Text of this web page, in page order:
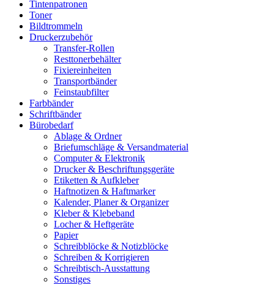
Tintenpatronen
Toner
Bildtrommeln
Druckerzubehör
Transfer-Rollen
Resttonerbehälter
Fixiereinheiten
Transportbänder
Feinstaubfilter
Farbbänder
Schriftbänder
Bürobedarf
Ablage & Ordner
Briefumschläge & Versandmaterial
Computer & Elektronik
Drucker & Beschriftungsgeräte
Etiketten & Aufkleber
Haftnotizen & Haftmarker
Kalender, Planer & Organizer
Kleber & Klebeband
Locher & Heftgeräte
Papier
Schreibblöcke & Notizblöcke
Schreiben & Korrigieren
Schreibtisch-Ausstattung
Sonstiges